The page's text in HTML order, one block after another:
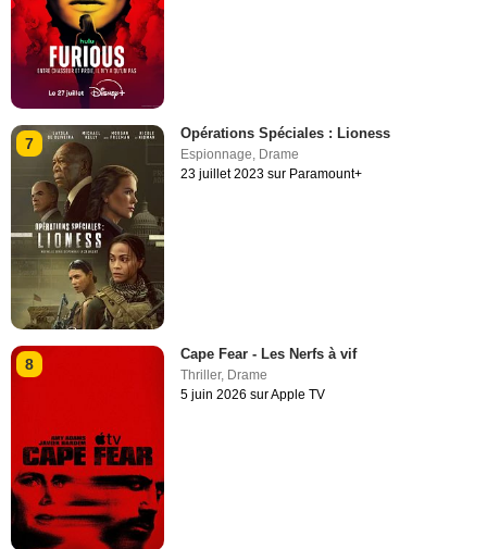
7
Opérations Spéciales : Lioness
Espionnage, Drame
23 juillet 2023 sur Paramount+
8
Cape Fear - Les Nerfs à vif
Thriller, Drame
5 juin 2026 sur Apple TV